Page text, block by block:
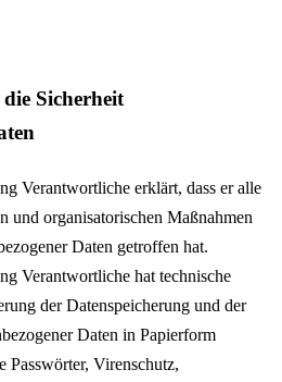
Sicherheit
Verantwortliche erklärt, dass er alle
und organisatorischen Maßnahmen
Daten getroffen hat.
Verantwortliche hat technische
der Datenspeicherung und der
Daten in Papierform
Passwörter, Virenschutz,